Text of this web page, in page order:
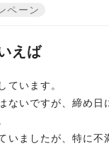
ペーン
えば
ています。
ないですが、締め日
いましたが、特に不